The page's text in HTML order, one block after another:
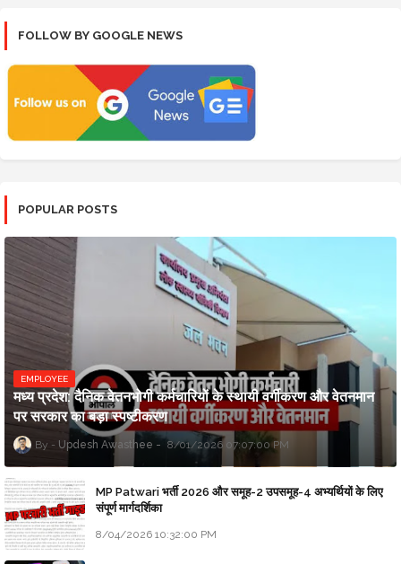
FOLLOW BY GOOGLE NEWS
POPULAR POSTS
EMPLOYEE
मध्य प्रदेश: दैनिक वेतनभोगी कर्मचारियों के स्थायी वर्गीकरण और वेतनमान
पर सरकार का बड़ा स्पष्टीकरण
Updesh Awasthee 8/01/2026 07:07:00 PM
MP Patwari भर्ती 2026 और समूह-2 उपसमूह-4 अभ्यर्थियों के लिए
संपूर्ण मार्गदर्शिका
8/04/2026 10:32:00 PM